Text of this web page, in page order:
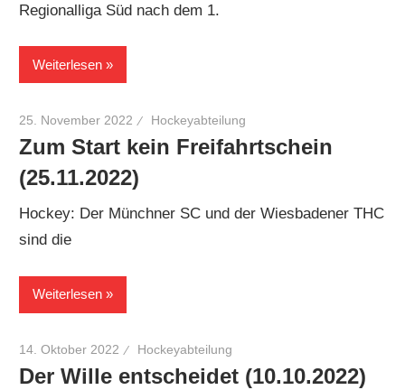
Regionalliga Süd nach dem 1.
Weiterlesen
25. November 2022 Hockeyabteilung
Zum Start kein Freifahrtschein
(25.11.2022)
Hockey: Der Münchner SC und der Wiesbadener THC
sind die
Weiterlesen
14. Oktober 2022 Hockeyabteilung
Der Wille entscheidet (10.10.2022)